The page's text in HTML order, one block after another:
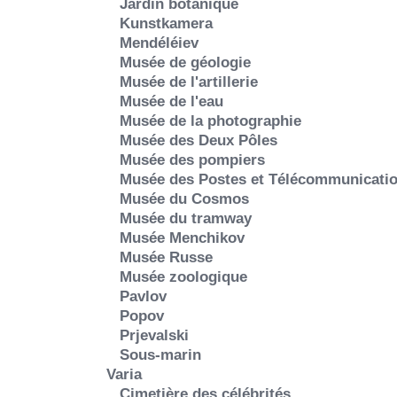
Jardin botanique
Kunstkamera
Mendéléiev
Musée de géologie
Musée de l'artillerie
Musée de l'eau
Musée de la photographie
Musée des Deux Pôles
Musée des pompiers
Musée des Postes et
Musée du Cosmos
Musée du tramway
Musée Menchikov
Musée Russe
Musée zoologique
Pavlov
Popov
Prjevalski
Sous-marin
Varia